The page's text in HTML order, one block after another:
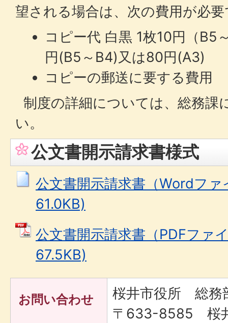
望される場合は、次の費用が必
コピー代 白黒 1枚10円（B5
円(B5～B4)又は80円(A3)
コピーの郵送に要する費用
制度の詳細については、総務課
い。
公文書開示請求書様式
公文書開示請求書（Wordフ
61.0KB)
公文書開示請求書（PDFファ
67.5KB)
お問い合わせ
桜井市役所 総
〒633-8585 桜